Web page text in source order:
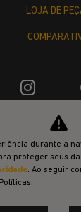
LOJA DE
Seu
durante a
proteger seus
. Ao seguir